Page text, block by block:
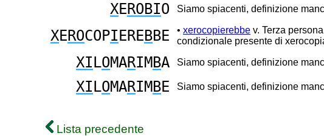
XEROBIO Siamo spiacenti, definizione
XEROCOPI EREBBE • xerocopierebbe v. Terza
condizionale presente di
XI LOMARIM BA Siamo spiacenti, definizione
XI LOMARIM BE Siamo spiacenti, definizione
Lista precedente